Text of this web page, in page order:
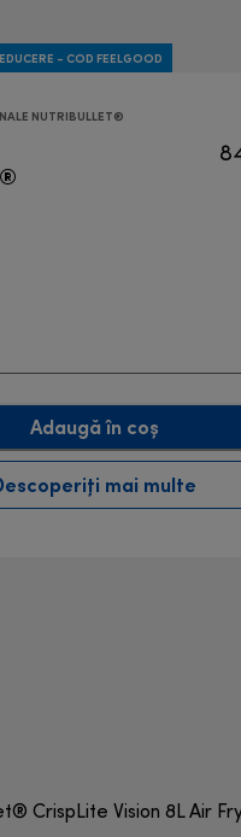
- COD FEELGOOD
NUTRIBULLET®
Adaugă în coș
mai multe